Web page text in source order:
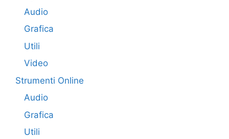
Audio
Grafica
Utili
Video
Strumenti Online
Audio
Grafica
Utili